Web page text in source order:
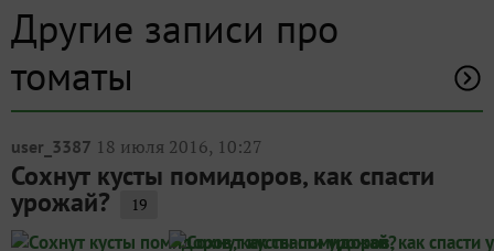
Другие записи про
томаты
user_3387 18 июля 2016, 10:27
Сохнут кусты помидоров, как спасти
урожай? 19